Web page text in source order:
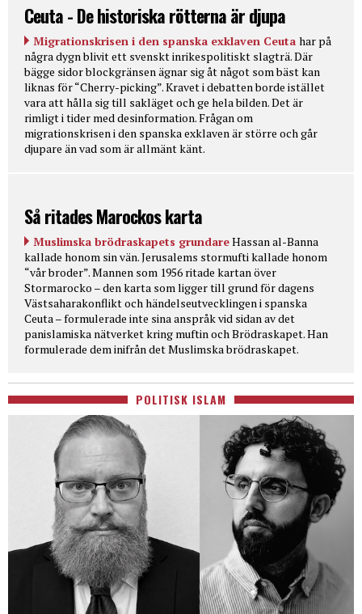
Ceuta - De historiska rötterna är djupa
Migrationskrisen i den spanska exklaven Ceuta har på
några dygn blivit ett svenskt inrikespolitiskt slagträ. Där
bägge sidor blockgränsen ägnar sig åt något som bäst kan
liknas för “Cherry-picking”. Kravet i debatten borde istället
vara att hålla sig till sakläget och ge hela bilden. Det är
rimligt i tider med desinformation. Frågan om
migrationskrisen i den spanska exklaven är större och går
djupare än vad som är allmänt känt.
Så ritades Marockos karta
Muslimska brödraskapets grundareHassan al-Banna
kallade honom sin vän. Jerusalems stormufti kallade honom
“vår broder”. Mannen som 1956 ritade kartan över
Stormarocko – den karta som ligger till grund för dagens
Västsaharakonflikt och händelseutvecklingen i spanska
Ceuta – formulerade inte sina anspråk vid sidan av det
panislamiska nätverket kring muftin och Brödraskapet. Han
formulerade dem inifrån det Muslimska brödraskapet.
POLITISK ISLAM